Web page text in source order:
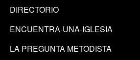
DIRECTORIO
ENCUENTRA-UNA-IGLESIA
LA PREGUNTA METODISTA